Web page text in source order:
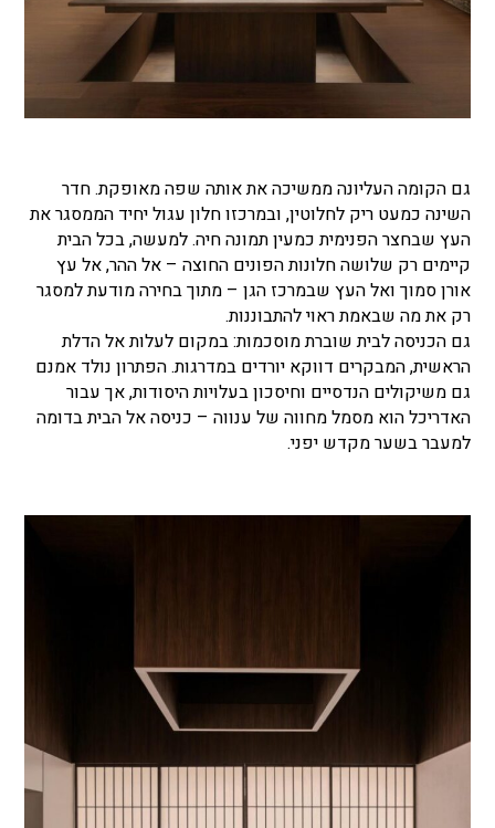
גם הקומה העליונה ממשיכה את אותה שפה מאופקת. חדר
השינה כמעט ריק לחלוטין, ובמרכזו חלון עגול יחיד הממסגר את
העץ שבחצר הפנימית כמעין תמונה חיה. למעשה, בכל הבית
קיימים רק שלושה חלונות הפונים החוצה – אל ההר, אל עץ
אורן סמוך ואל העץ שבמרכז הגן – מתוך בחירה מודעת למסגר
רק את מה שבאמת ראוי להתבוננות.
גם הכניסה לבית שוברת מוסכמות: במקום לעלות אל הדלת
הראשית, המבקרים דווקא יורדים במדרגות. הפתרון נולד אמנם
גם משיקולים הנדסיים וחיסכון בעלויות היסודות, אך עבור
האדריכל הוא מסמל מחווה של ענווה – כניסה אל הבית בדומה
למעבר בשער מקדש יפני.